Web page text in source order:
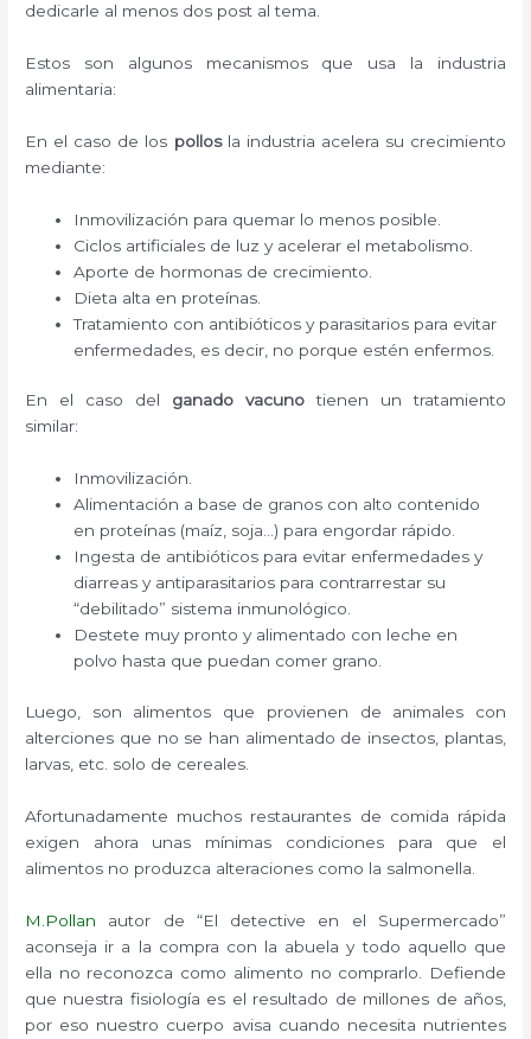
dedicarle al menos dos post al tema.
Estos son algunos mecanismos que usa la industria
alimentaria:
En el caso de los pollosla industria acelera su crecimiento
mediante:
Inmovilización para quemar lo menos posible.
Ciclos artificiales de luz y acelerar el metabolismo.
Aporte de hormonas de crecimiento.
Dieta alta en proteínas.
Tratamiento con antibióticos y parasitarios para evitar
enfermedades, es decir, no porque estén enfermos.
En el caso del ganado vacuno tienen un tratamiento
similar:
Inmovilización.
Alimentación a base de granos con alto contenido
en proteínas (maíz, soja…) para engordar rápido.
Ingesta de antibióticos para evitar enfermedades y
diarreas y antiparasitarios para contrarrestar su
“debilitado” sistema inmunológico.
Destete muy pronto y alimentado con leche en
polvo hasta que puedan comer grano.
Luego, son alimentos que provienen de animales con
alterciones que no se han alimentado de insectos, plantas,
larvas, etc. solo de cereales.
Afortunadamente muchos restaurantes de comida rápida
exigen ahora unas mínimas condiciones para que el
alimentos no produzca alteraciones como la salmonella.
M.Pollan autor de “El detective en el Supermercado”
aconseja ir a la compra con la abuela y todo aquello que
ella no reconozca como alimento no comprarlo. Defiende
que nuestra fisiología es el resultado de millones de años,
por eso nuestro cuerpo avisa cuando necesita nutrientes